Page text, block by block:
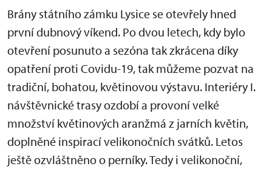
Brány státního zámku Lysice se otevřely hned
první dubnový víkend. Po dvou letech, kdy bylo
otevření posunuto a sezóna tak zkrácena díky
opatření proti Covidu-19, tak můžeme pozvat na
tradiční, bohatou, květinovou výstavu. Interiéry I.
návštěvnické trasy ozdobí a provoní velké
množství květinových aranžmá z jarních květin,
doplněné inspirací velikonočních svátků. Letos
ještě ozvláštněno o perníky. Tedy i velikonoční,